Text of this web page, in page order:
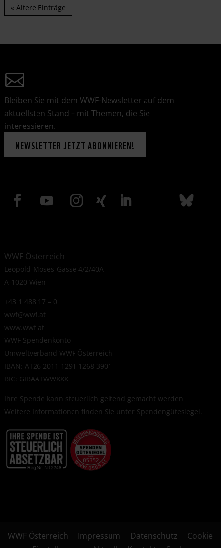
« Ältere Einträge
Bleiben Sie mit dem WWF-Newsletter auf dem
aktuellsten Stand – mit Themen, die Sie
interessieren.
NEWSLETTER JETZT ABONNIEREN!
WWF Österreich
Leopold-Moses-Gasse 4/2/40A
A-1020 Wien
+43 1 488 17 – 0
wwf@wwf.at
www.wwf.at
WWF Spendenkonto
Umweltverband WWF Österreich
IBAN: AT26 2011 1291 1268 3901
BIC: GIBAATWWXXX
Ihre Spende kann steuerlich geltend gemacht werden.
Weitere Informationen finden Sie unter Spendengütesiegel
WWF Österreich Impressum Datenschutz
Cookie